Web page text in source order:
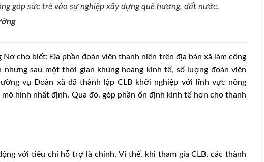
góp sức trẻ vào sự nghiệp xây dựng quê hương, đất nước.
cho biết: Đa phần đoàn viên thanh niên trên địa bàn xã làm công
sau một thời gian khủng hoảng kinh tế, số lượng đoàn viên
vụ Đoàn xã đã thành lập CLB khởi nghiệp với lĩnh vực nông
hình nhất định. Qua đó, góp phần ổn định kinh tế hơn cho thanh
với tiêu chí hỗ trợ là chính. Vì thế, khi tham gia CLB, các thành